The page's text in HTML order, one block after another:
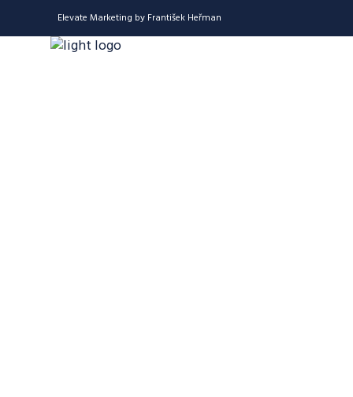
Elevate Marketing by František Heřman